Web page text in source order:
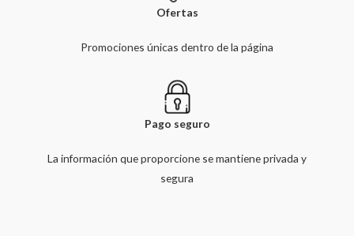
Ofertas
Promociones únicas dentro de la página
Pago seguro
La información que proporcione se mantiene privada y
segura